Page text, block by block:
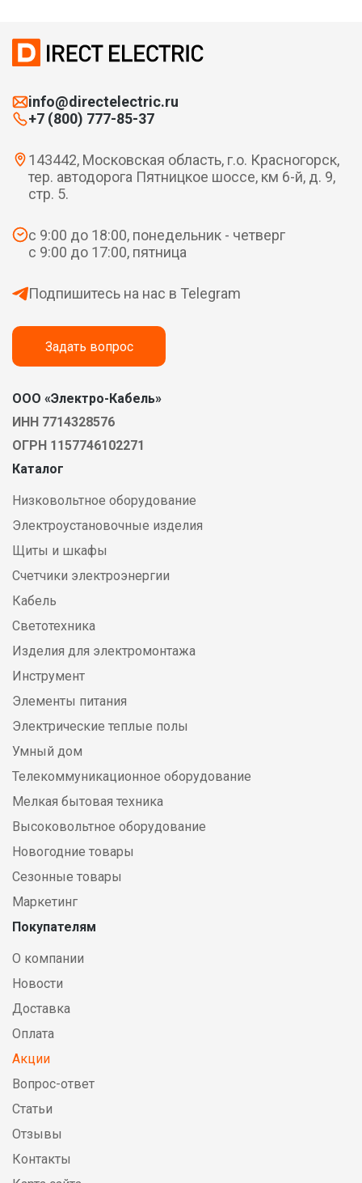
info@directelectric.ru
+7 (800) 777-85-37
143442, Московская область, г.о. Красногорск,
тер. автодорога Пятницкое шоссе, км 6-й, д. 9,
стр. 5.
с 9:00 до 18:00, понедельник - четверг
с 9:00 до 17:00, пятница
Подпишитесь на нас в Telegram
Задать вопрос
ООО «Электро-Кабель»
ИНН 7714328576
ОГРН 1157746102271
Каталог
Низковольтное оборудование
Электроустановочные изделия
Щиты и шкафы
Счетчики электроэнергии
Кабель
Светотехника
Изделия для электромонтажа
Инструмент
Элементы питания
Электрические теплые полы
Умный дом
Телекоммуникационное оборудование
Мелкая бытовая техника
Высоковольтное оборудование
Новогодние товары
Сезонные товары
Маркетинг
Покупателям
О компании
Новости
Доставка
Оплата
Акции
Вопрос-ответ
Статьи
Отзывы
Контакты